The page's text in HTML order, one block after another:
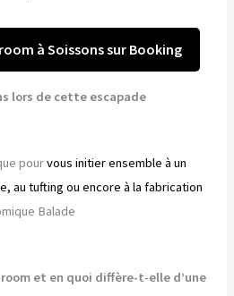
à Soissons sur Booking
lors de cette escapade
pourvous initier ensemble à un
au tufting ou encore à la fabrication
Balade
room et en quoi diffère-t-elle d’une